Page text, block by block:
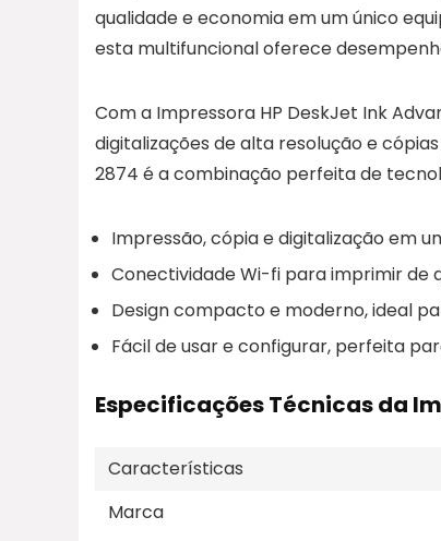
qualidade e economia em um único
esta multifuncional oferece
Com a Impressora HP DeskJet Ink
digitalizações de alta resolução e
2874 é a combinação perfeita de
Impressão, cópia e digitalização em
Conectividade Wi-fi para imprimir de
Design compacto e moderno, ideal
Fácil de usar e configurar, perfeita
Especificações Técnicas da
Características
Marca